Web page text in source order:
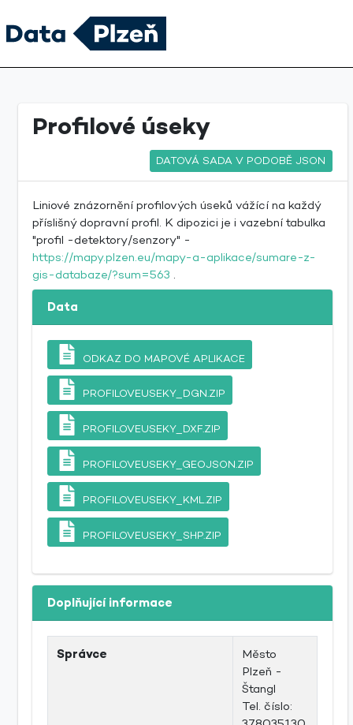
Profilové úseky
DATOVÁ SADA V PODOBĚ JSON
Liniové znázornění profilových úseků vážící na každý
příslišný dopravní profil. K dipozici je i vazební tabulka
"profil -detektory/senzory" -
https://mapy.plzen.eu/mapy-a-aplikace/sumare-z-
gis-databaze/?sum=563 .
Data
ODKAZ DO MAPOVÉ APLIKACE
PROFILOVEUSEKY_DGN.ZIP
PROFILOVEUSEKY_DXF.ZIP
PROFILOVEUSEKY_GEOJSON.ZIP
PROFILOVEUSEKY_KML.ZIP
PROFILOVEUSEKY_SHP.ZIP
Doplňující informace
Správce
Město
Plzeň -
Štangl
Tel. číslo: